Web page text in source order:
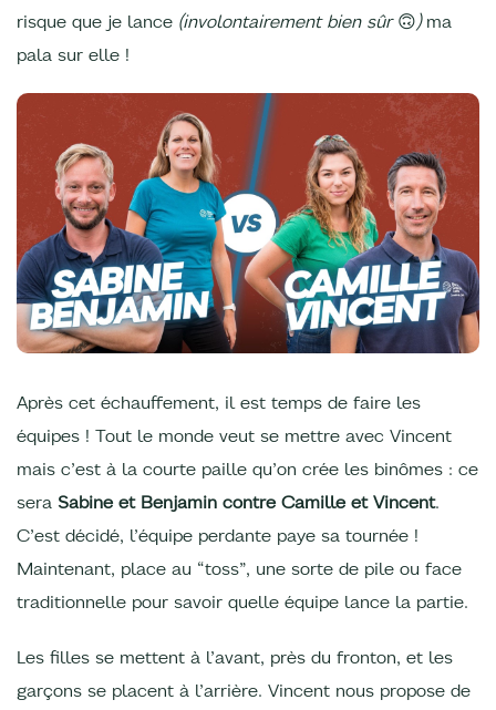
risque que je lance (involontairement bien sûr🙃)ma
pala sur elle !
Après cet échauffement, il est temps de faire les
équipes ! Tout le monde veut se mettre avec Vincent
mais c’est à la courte paille qu’on crée les binômes : ce
sera Sabine et Benjamin contre Camille et Vincent.
C’est décidé, l’équipe perdante paye sa tournée !
Maintenant, place au “toss”, une sorte de pile ou face
traditionnelle pour savoir quelle équipe lance la partie.
Les filles se mettent à l’avant, près du fronton, et les
garçons se placent à l’arrière. Vincent nous propose de